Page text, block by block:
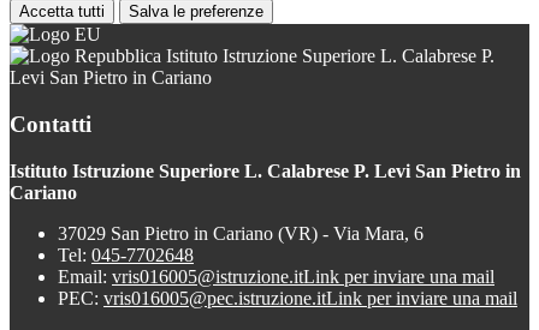
Accetta tutti Salva le preferenze
Istituto Istruzione Superiore L. Calabrese P.
Levi San Pietro in Cariano
Contatti
Istituto Istruzione Superiore L. Calabrese P. Levi San Pietro in
Cariano
37029 San Pietro in Cariano (VR) - Via Mara, 6
Tel: 045-7702648
Email: vris016005@istruzione.itLink per inviare una mail
PEC: vris016005@pec.istruzione.itLink per inviare una mail